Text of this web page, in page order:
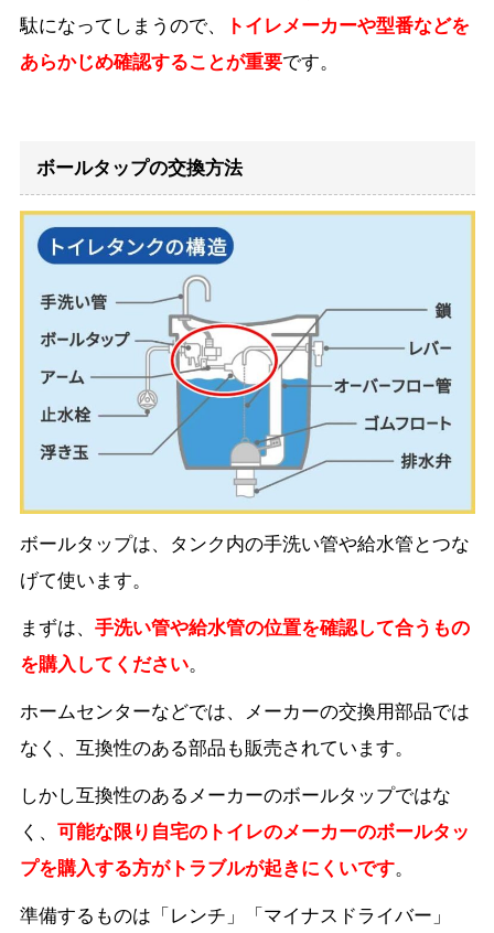
駄になってしまうので、
トイレメーカーや型番などを
あらかじめ確認することが重要です。
ボールタップの交換方法
ボールタップは、タンク内の手洗い管や給水管とつな
げて使います。
まずは、 手洗い管や給水管の位置を確認して合うもの
を購入してください。
ホームセンターなどでは、メーカーの交換用部品では
なく、互換性のある部品も販売されています。
しかし互換性のあるメーカーのボールタップではな
く、 可能な限り自宅のトイレのメーカーのボールタッ
プを購入する方がトラブルが起きにくいです。
準備するものは「レンチ」「マイナスドライバー」